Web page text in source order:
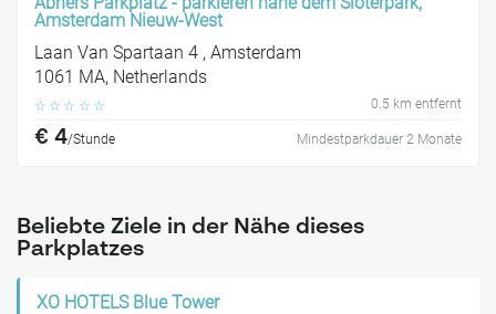
Amsterdam Nieuw-West
Laan Van Spartaan 4 , Amsterdam
1061 MA, Netherlands
☆ ☆ ☆ ☆ ☆ 0.5 km entfernt
€ 4/Stunde Mindestparkdauer 2 Monate
Beliebte Ziele in der Nähe dieses
Parkplatzes
XO HOTELS Blue Tower